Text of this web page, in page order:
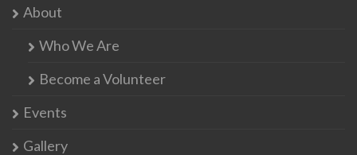
About
Who We Are
Become a Volunteer
Events
Gallery